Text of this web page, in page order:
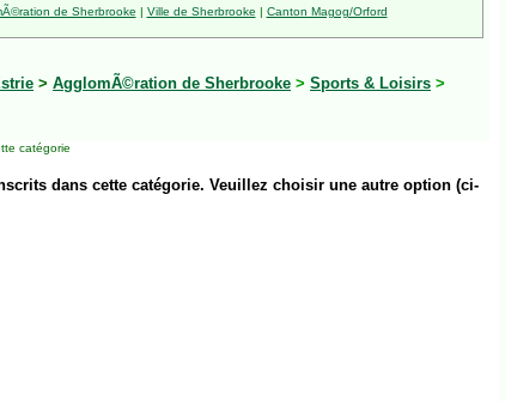
de Sherbrooke | Ville de Sherbrooke | Canton Magog/Orford
> AgglomÃ©ration de Sherbrooke > Sports & Loisirs >
catégorie
dans cette catégorie. Veuillez choisir une autre option (ci-